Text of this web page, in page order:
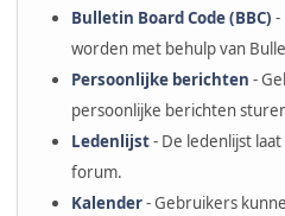
Bulletin Board Code (BBC) -
worden met behulp van
Persoonlijke berichten -
persoonlijke berichten
Ledenlijst- De ledenlijst
forum.
Kalender- Gebruikers